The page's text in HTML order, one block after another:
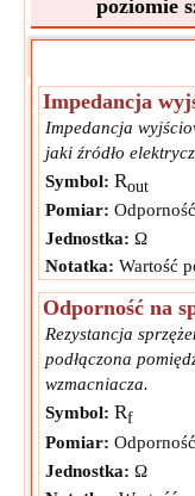
poziomie
Impedancja
Impedancja
jaki źródło
Symbol: Rout
Pomiar:
Jednostka: Ω
Notatka: Wartość
Odporność na
Rezystancja
podłączona
wzmacniacza.
Symbol: Rf
Pomiar:
Jednostka: Ω